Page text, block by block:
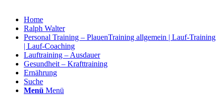
Home
Ralph Walter
Personal Training – PlauenTraining allgemein | Lauf-Training
| Lauf-Coaching
Lauftraining – Ausdauer
Gesundheit – Krafttraining
Ernährung
Suche
Menü Menü